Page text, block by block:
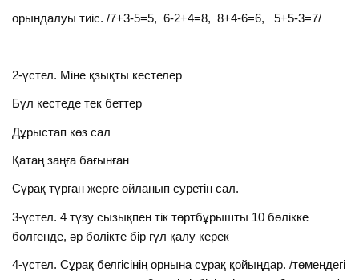
орындалуы тиіс. /7+3-5=5, 6-2+4=8, 8+4-6=6, 5+5-3=7/
2-үстел. Міне қзықты кестелер
Бұл кестеде тек беттер
Дұрыстап көз сал
Қатаң заңға бағынған
Сұрақ тұрған жерге ойланып суретін сал.
3-үстел. 4 түзу сызықпен тік төртбұрышты 10 бөлікке
бөлгенде, әр бөлікте бір гүл қалу керек
4-үстел. Сұрақ белгісінің орнына сұрақ қойыңдар. /төмендегі